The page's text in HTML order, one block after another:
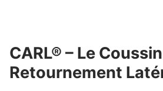
CARL® – Le
Retournement